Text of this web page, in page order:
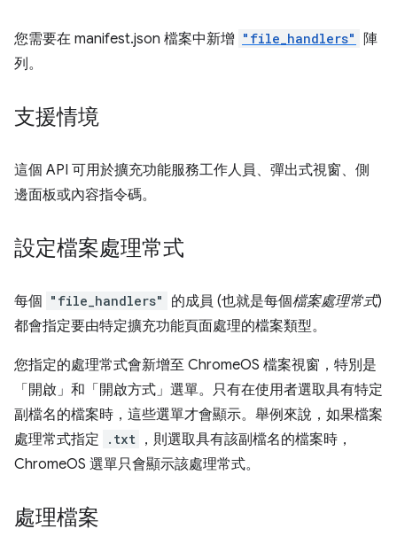
您需要在 manifest.json 檔案中新增 "file_handlers"
陣
列。
支援情境
這個 API 可用於擴充功能服務工作人員、彈出式視窗、側
邊面板或內容指令碼。
設定檔案處理常式
每個 "file_handlers" 的成員 (也就是每個檔案處理常式)
都會指定要由特定擴充功能頁面處理的檔案類型。
您指定的處理常式會新增至 ChromeOS 檔案視窗，特別是
「開啟」和「開啟方式」選單。只有在使用者選取具有特定
副檔名的檔案時，這些選單才會顯示。舉例來說，如果檔案
處理常式指定
.txt
，則選取具有該副檔名的檔案時，
ChromeOS 選單只會顯示該處理常式。
處理檔案